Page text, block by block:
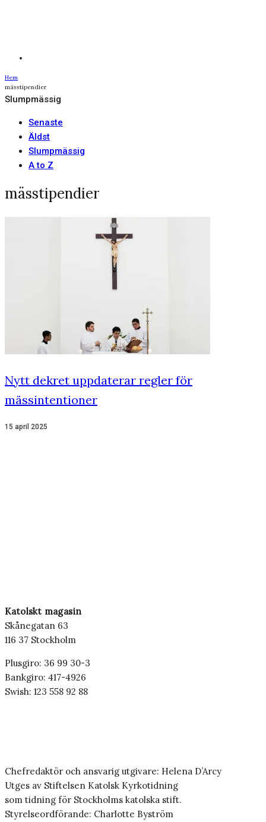
Hem
mässtipendier
Slumpmässig
Senaste
Äldst
Slumpmässig
A to Z
mässtipendier
Nytt dekret uppdaterar regler för
mässintentioner
15 april 2025
Katolskt magasin
Skånegatan 63
116 37 Stockholm
Plusgiro: 36 99 30-3
Bankgiro: 417-4926
Swish: 123 558 92 88
Chefredaktör och ansvarig utgivare: Helena D’Arcy
Utges av Stiftelsen Katolsk Kyrkotidning
som tidning för Stockholms katolska stift.
Styrelseordförande: Charlotte Byström